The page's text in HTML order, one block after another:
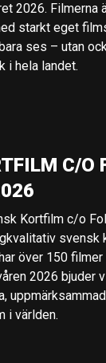
2026. Filmerna
starkt eget
ses – utan
i hela landet.
C/O
Kortfilm c/o
svensk
över 150
2026 bjuder
i världen.